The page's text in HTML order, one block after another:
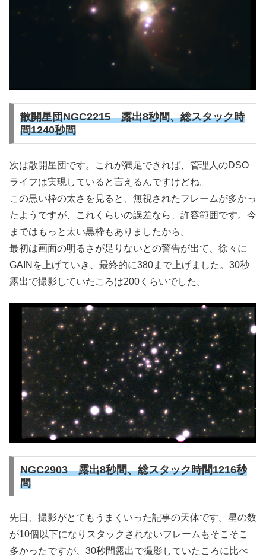
散開星団NGC2215 露出8秒間、総スタック時
間1240秒間
次は散開星団です。これが満足できれば、管理人のDSO
ライフは実現していると言えるんですけどね。
この黒い枠の太さを見ると、無視されたフレームが多かっ
たようですが、これくらいの誤差なら、許容範囲です。今
まではもっと太い黒枠もありましたから。
最初は画面の明るさが足りないとの警告が出て、徐々に
GAINを上げていき、最終的に380まで上げました。30秒
露出で撮影していたころは200くらいでした。
NGC2903 露出8秒間、総スタック時間1216秒
間
先日、撮影がとてもうまくいった記事の天体です。星の数
が10個以下になりスタックされないフレームもそこそこ
多かったですが、30秒間露出で撮影していたころに比べ